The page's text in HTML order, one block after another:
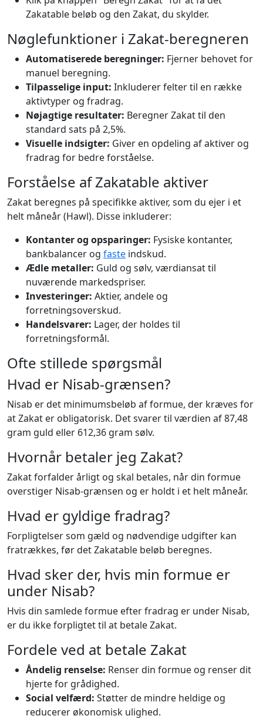
Zakatable beløb og den Zakat, du skylder.
Nøglefunktioner i Zakat-beregneren
Automatiserede beregninger: Fjerner behovet for
manuel beregning.
Tilpasselige input: Inkluderer felter til en række
aktivtyper og fradrag.
Nøjagtige resultater: Beregner Zakat til den
standard sats på 2,5%.
Visuelle indsigter: Giver en opdeling af aktiver og
fradrag for bedre forståelse.
Forståelse af Zakatable aktiver
Zakat beregnes på specifikke aktiver, som du ejer i et
helt måneår (Hawl). Disse inkluderer:
Kontanter og opsparinger: Fysiske kontanter,
bankbalancer og faste indskud.
Ædle metaller: Guld og sølv, værdiansat til
nuværende markedspriser.
Investeringer: Aktier, andele og
forretningsoverskud.
Handelsvarer: Lager, der holdes til
forretningsformål.
Ofte stillede spørgsmål
Hvad er Nisab-grænsen?
Nisab er det minimumsbeløb af formue, der kræves for
at Zakat er obligatorisk. Det svarer til værdien af 87,48
gram guld eller 612,36 gram sølv.
Hvornår betaler jeg Zakat?
Zakat forfalder årligt og skal betales, når din formue
overstiger Nisab-grænsen og er holdt i et helt måneår.
Hvad er gyldige fradrag?
Forpligtelser som gæld og nødvendige udgifter kan
fratrækkes, før det Zakatable beløb beregnes.
Hvad sker der, hvis min formue er
under Nisab?
Hvis din samlede formue efter fradrag er under Nisab,
er du ikke forpligtet til at betale Zakat.
Fordele ved at betale Zakat
Åndelig renselse: Renser din formue og renser dit
hjerte for grådighed.
Social velfærd: Støtter de mindre heldige og
reducerer økonomisk ulighed.